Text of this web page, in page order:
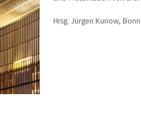
Hrsg. Jürgen Kunow,